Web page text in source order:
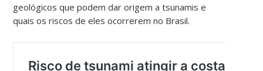
geológicos que podem dar origem a tsunamis e
quais os riscos de eles ocorrerem no Brasil.